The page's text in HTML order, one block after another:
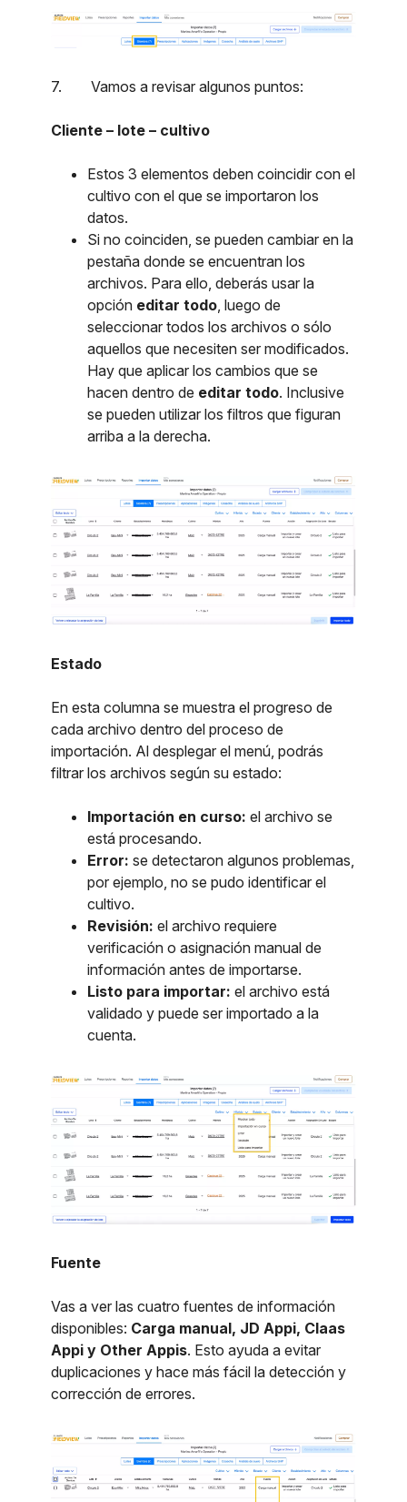
7. Vamos a revisar algunos puntos:
Cliente – lote – cultivo
Estos 3 elementos deben coincidir con el
cultivo con el que se importaron los
datos.
Si no coinciden, se pueden cambiar en la
pestaña donde se encuentran los
archivos. Para ello, deberás usar la
opción editar todo , luego de
seleccionar todos los archivos o sólo
aquellos que necesiten ser modificados.
Hay que aplicar los cambios que se
hacen dentro de editar todo. Inclusive
se pueden utilizar los filtros que figuran
arriba a la derecha.
Estado
En esta columna se muestra el progreso de
cada archivo dentro del proceso de
importación. Al desplegar el menú, podrás
filtrar los archivos según su estado:
Importación en curso: el archivo se
está procesando.
Error: se detectaron algunos problemas,
por ejemplo, no se pudo identificar el
cultivo.
Revisión: el archivo requiere
verificación o asignación manual de
información antes de importarse.
Listo para importar: el archivo está
validado y puede ser importado a la
cuenta.
Fuente
Vas a ver las cuatro fuentes de información
disponibles: Carga manual, JD Appi, Claas
Appi y Other Appis. Esto ayuda a evitar
duplicaciones y hace más fácil la detección y
corrección de errores.